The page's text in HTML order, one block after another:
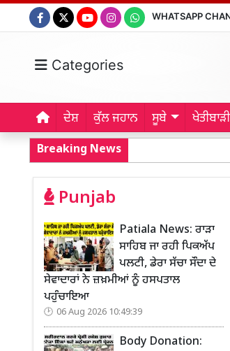
WHATSAPP
Categories
ਦੇਸ਼ ਕੁੱਲ ਜਹਾਨ ਸੂਬੇ ਖੇਤੀਬਾੜੀ
Breaking News
Punjab
Patiala News: ਰਾੜਾ
ਸਾਹਿਬ ਜਾ ਰਹੀ ਪਿਕਅੱਪ
ਪਲਟੀ, ਡੇਰਾ ਸੱਚਾ ਸੌਦਾ ਦੇ
ਸੇਵਾਦਾਰਾਂ ਨੇ ਜ਼ਖ਼ਮੀਆਂ ਨੂੰ ਹਸਪਤਾਲ
ਪਹੁੰਚਾਇਆ
06 Aug 2026 10:49:39
Body Donation: